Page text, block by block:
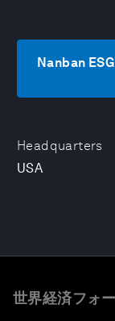
Headquarters
USA
Nanban
世界経済フォ